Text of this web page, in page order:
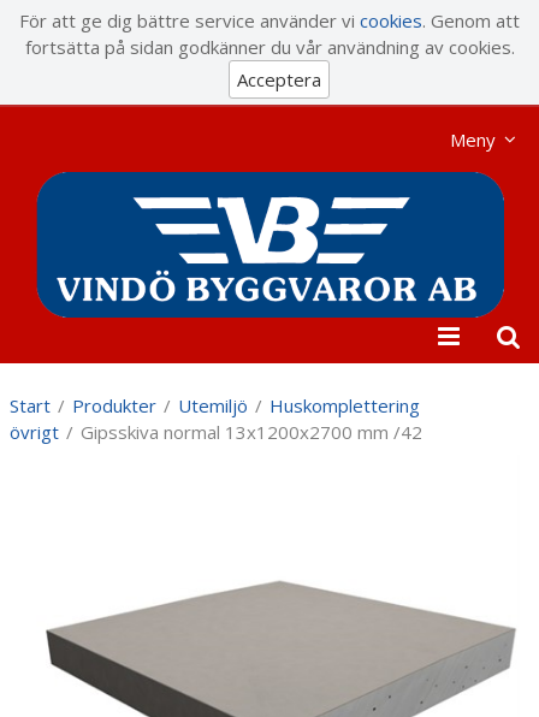
För att ge dig bättre service använder vi cookies. Genom att
fortsätta på sidan godkänner du vår användning av cookies.
Acceptera
Meny
Start / Produkter / Utemiljö / Huskomplettering
övrigt / Gipsskiva normal 13x1200x2700 mm /42
Visa varukorgen Till kassan